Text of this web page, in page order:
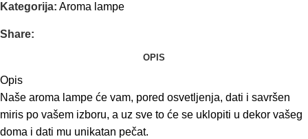
Kategorija: Aroma lampe
Share:
OPIS
Opis
Naše aroma lampe će vam, pored osvetljenja, dati i savršen
miris po vašem izboru, a uz sve to će se uklopiti u dekor vašeg
doma i dati mu unikatan pečat.